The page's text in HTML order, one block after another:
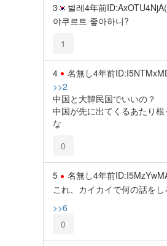
3 벌레4年前
야쿠르트 좋아하니?
1
4 名無し4年前
>>2
中国と大韓民国でいいの？
中国が先に出てくるあたり
な
0
5 名無し4年前
これ、カイカイで何の話を
>>6
0